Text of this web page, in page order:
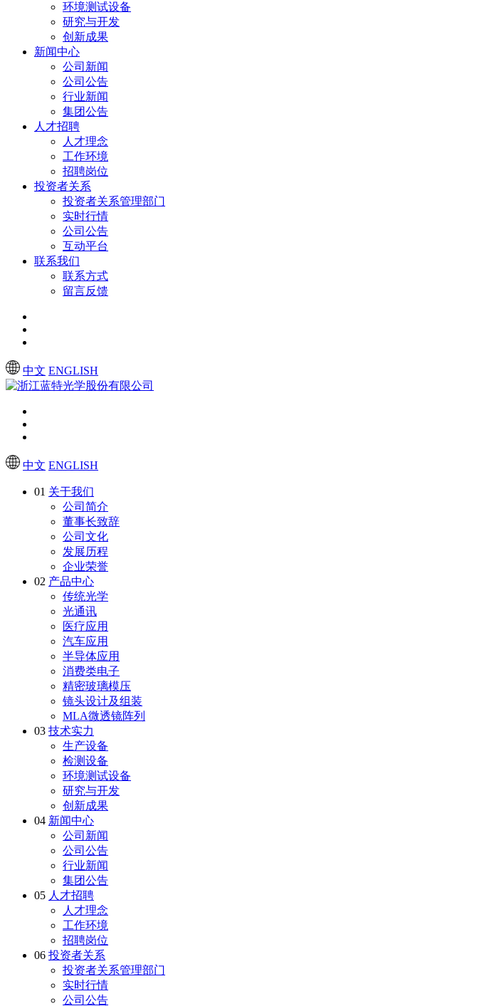
环境测试设备
研究与开发
创新成果
新闻中心
公司新闻
公司公告
行业新闻
集团公告
人才招聘
人才理念
工作环境
招聘岗位
投资者关系
投资者关系管理部门
实时行情
公司公告
互动平台
联系我们
联系方式
留言反馈
中文 ENGLISH
中文 ENGLISH
01 关于我们
公司简介
董事长致辞
公司文化
发展历程
企业荣誉
02 产品中心
传统光学
光通讯
医疗应用
汽车应用
半导体应用
消费类电子
精密玻璃模压
镜头设计及组装
MLA微透镜阵列
03 技术实力
生产设备
检测设备
环境测试设备
研究与开发
创新成果
04 新闻中心
公司新闻
公司公告
行业新闻
集团公告
05 人才招聘
人才理念
工作环境
招聘岗位
06 投资者关系
投资者关系管理部门
实时行情
公司公告